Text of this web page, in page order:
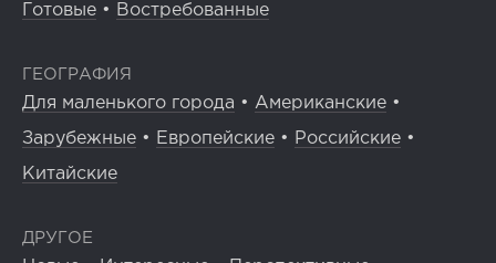
Готовые • Востребованные
ГЕОГРАФИЯ
Для маленького города • Американские •
Зарубежные • Европейские • Российские •
Китайские
ДРУГОЕ